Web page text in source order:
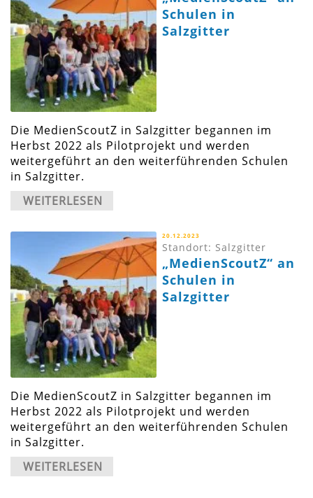
Schulen in
Salzgitter
Die MedienScoutZ in Salzgitter begannen im
Herbst 2022 als Pilotprojekt und werden
weitergeführt an den weiterführenden Schulen
in Salzgitter.
WEITERLESEN
20.12.2023
Standort: Salzgitter
„MedienScoutZ“ an
Schulen in
Salzgitter
Die MedienScoutZ in Salzgitter begannen im
Herbst 2022 als Pilotprojekt und werden
weitergeführt an den weiterführenden Schulen
in Salzgitter.
WEITERLESEN